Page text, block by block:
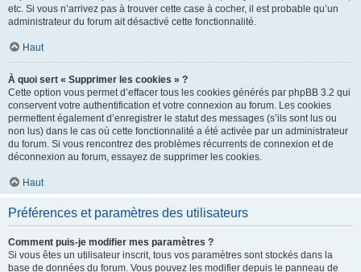
etc. Si vous n’arrivez pas à trouver cette case à cocher, il est probable qu’un
administrateur du forum ait désactivé cette fonctionnalité.
Haut
À quoi sert « Supprimer les cookies » ?
Cette option vous permet d’effacer tous les cookies générés par phpBB 3.2 qui
conservent votre authentification et votre connexion au forum. Les cookies
permettent également d’enregistrer le statut des messages (s’ils sont lus ou
non lus) dans le cas où cette fonctionnalité a été activée par un administrateur
du forum. Si vous rencontrez des problèmes récurrents de connexion et de
déconnexion au forum, essayez de supprimer les cookies.
Haut
Préférences et paramètres des utilisateurs
Comment puis-je modifier mes paramètres ?
Si vous êtes un utilisateur inscrit, tous vos paramètres sont stockés dans la
base de données du forum. Vous pouvez les modifier depuis le panneau de